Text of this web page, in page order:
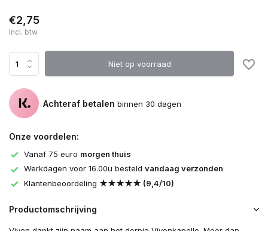
€2,75
Incl. btw
Niet op voorraad
Achteraf betalen binnen 30 dagen
Onze voordelen:
Vanaf 75 euro morgen thuis
Werkdagen voor 16.00u besteld vandaag verzonden
Klantenbeoordeling ★★★★★ (9,4/10)
Productomschrijving